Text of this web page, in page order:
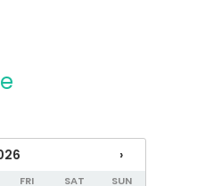
services and facilities
från konferenser,
och mycket
de välkomna att bo
›
FRI SAT SUN